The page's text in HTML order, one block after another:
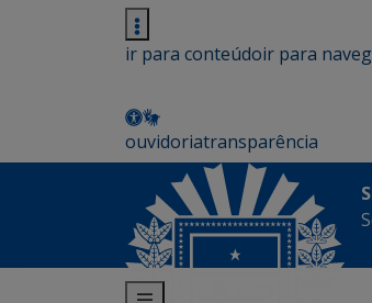
ir para conteúdoir para
ouvidoriatransparência